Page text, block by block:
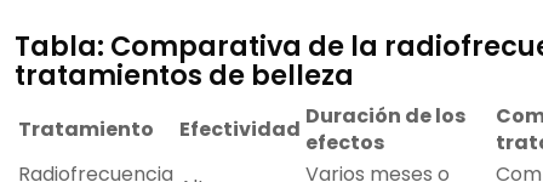
Tabla: Comparativa de la
tratamientos de belleza
Tratamiento Efectividad Duración de los
efectos
Radiofrecuencia
Varios meses o